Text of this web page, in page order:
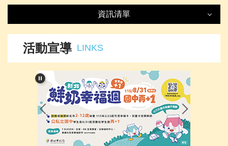
資訊清單
資訊清單 LIST
最新消息
處室簡介
榮譽事項
活動宣導 LINKS